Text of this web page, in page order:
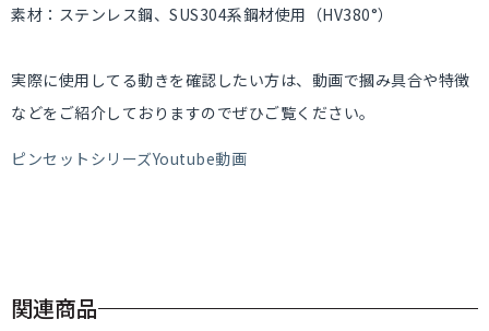
素材：ステンレス鋼、SUS304系鋼材使用（HV380°）
実際に使用してる動きを確認したい方は、動画で摑み具合や特徴
などをご紹介しておりますのでぜひご覧ください。
ピンセットシリーズYoutube動画
関連商品